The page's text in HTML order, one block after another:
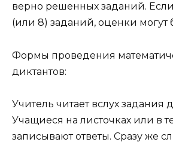
верно решенных заданий.
(или 8) заданий, оценки могут
Формы проведения
диктантов:
Учитель читает вслух задания
Учащиеся на листочках или в
записывают ответы. Сразу же